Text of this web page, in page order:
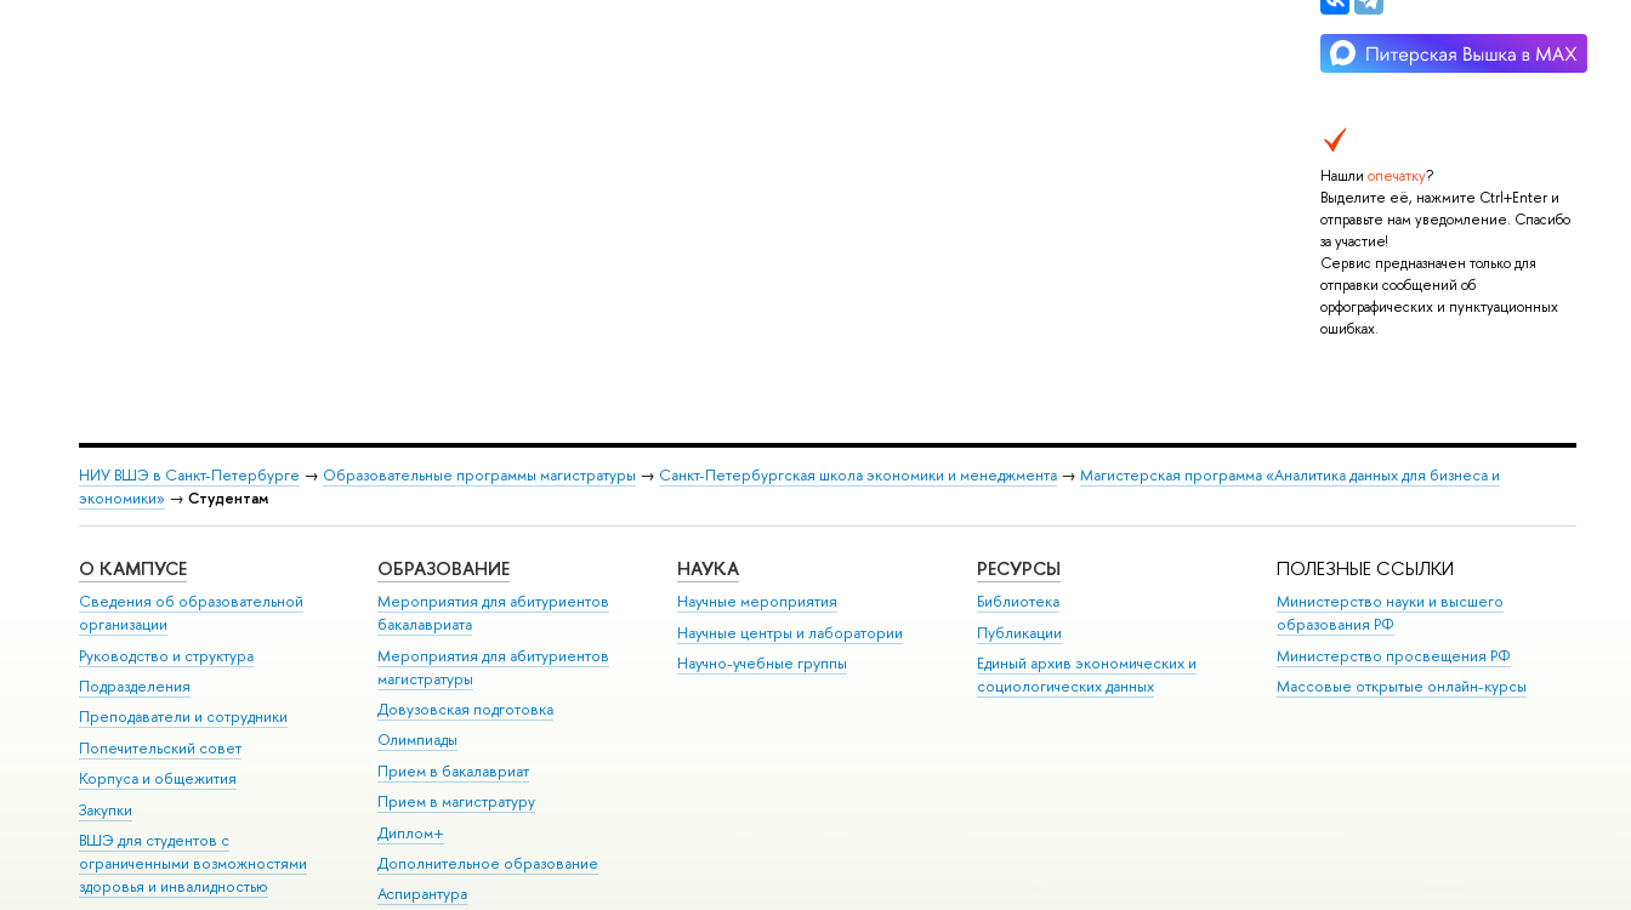
Нашли опечатку?
Выделите её, нажмите Ctrl+Enter и
отправьте нам уведомление. Спасибо
за участие!
Сервис предназначен только для
отправки сообщений об
орфографических и пунктуационных
ошибках.
НИУ ВШЭ в Санкт-Петербурге → Образовательные программы магистратуры → Санкт-Петербургская школа экономики и менеджмента→ Магистерская программа «Аналитика данных для бизнеса и
экономики» → Студентам
О КАМПУСЕ
Сведения об образовательной
организации
Руководство и структура
Подразделения
Преподаватели и сотрудники
Попечительский совет
Корпуса и общежития
Закупки
ВШЭ для студентов с
ограниченными возможностями
здоровья и инвалидностью
ОБРАЗОВАНИЕ
Мероприятия для абитуриентов
бакалавриата
Мероприятия для абитуриентов
магистратуры
Довузовская подготовка
Олимпиады
Прием в бакалавриат
Прием в магистратуру
Диплом+
Дополнительное образование
Аспирантура
НАУКА
Научные мероприятия
Научные центры и лаборатории
Научно-учебные группы
РЕСУРСЫ
Библиотека
Публикации
Единый архив экономических и
социологических данных
ПОЛЕЗНЫЕ ССЫЛКИ
Министерство науки и высшего
образования РФ
Министерство просвещения РФ
Массовые открытые онлайн-курсы